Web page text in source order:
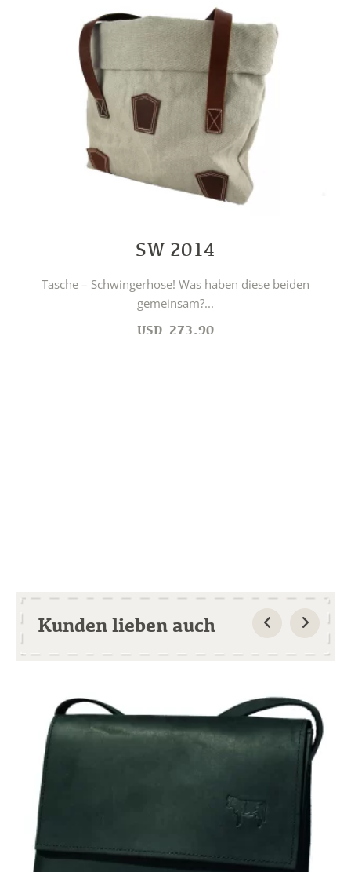
SW 2014
Tasche – Schwingerhose! Was haben diese beiden
gemeinsam?...
USD 273.90
Kunden lieben auch